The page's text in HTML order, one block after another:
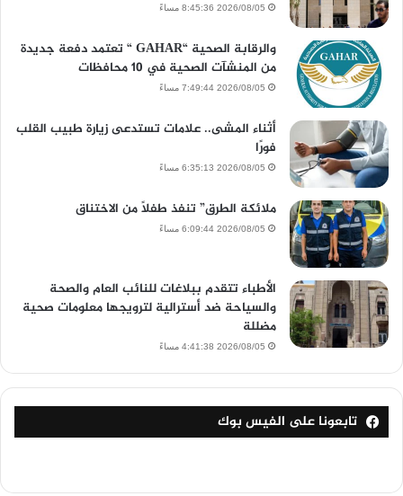
2026/08/05 8:45:36 مساءً
والرقابة الصحية “GAHAR “ تعتمد دفعة جديدة
من المنشآت الصحية في 10 محافظات
2026/08/05 7:49:44 مساءً
أثناء المشى.. علامات تستدعى زيارة طبيب القلب
فورًا
2026/08/05 6:35:13 مساءً
ملائكة الطرق” تنفذ طفلاً من الاختناق
2026/08/05 6:09:44 مساءً
الأطباء تتقدم ببلاغات للنائب العام والصحة
والسياحة ضد أسترالية لترويجها معلومات صحية
مضللة
2026/08/05 4:41:38 مساءً
تابعونا على الفيس بوك